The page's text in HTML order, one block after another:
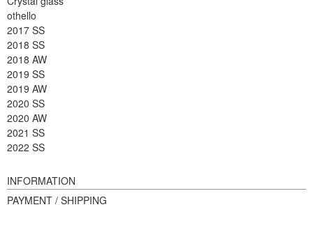
othello
2017 SS
2018 SS
2018 AW
2019 SS
2019 AW
2020 SS
2020 AW
2021 SS
2022 SS
INFORMATION
PAYMENT / SHIPPING